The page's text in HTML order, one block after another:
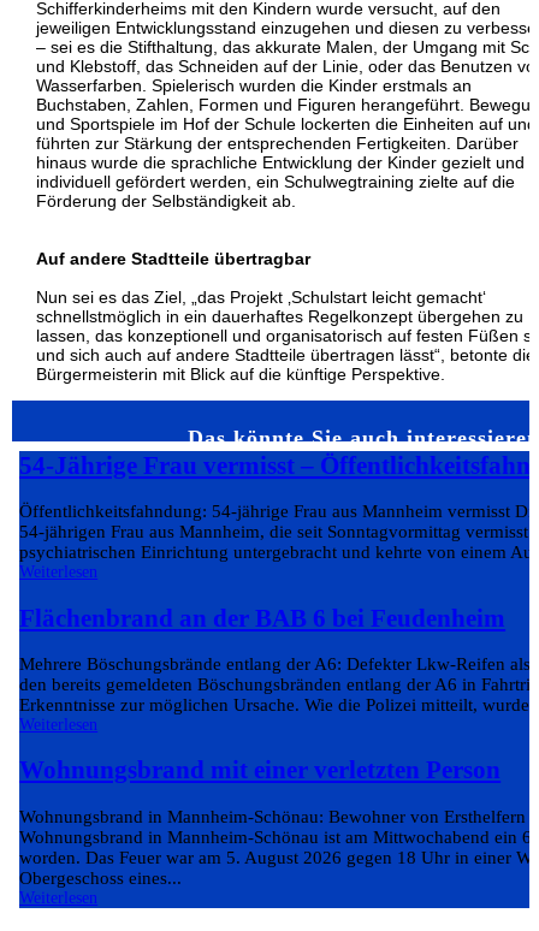
Schifferkinderheims mit den Kindern wurde versucht, auf den
jeweiligen Entwicklungsstand einzugehen und diesen zu
– sei es die Stifthaltung, das akkurate Malen, der Umgang mit
und Klebstoff, das Schneiden auf der Linie, oder das Benutzen
Wasserfarben. Spielerisch wurden die Kinder erstmals an
Buchstaben, Zahlen, Formen und Figuren herangeführt.
und Sportspiele im Hof der Schule lockerten die Einheiten auf und
führten zur Stärkung der entsprechenden Fertigkeiten. Darüber
hinaus wurde die sprachliche Entwicklung der Kinder gezielt und
individuell gefördert werden, ein Schulwegtraining zielte auf die
Förderung der Selbständigkeit ab.
Auf andere Stadtteile übertragbar
Nun sei es das Ziel, „das Projekt ‚Schulstart leicht gemacht‘
schnellstmöglich in ein dauerhaftes Regelkonzept übergehen zu
lassen, das konzeptionell und organisatorisch auf festen Füßen
und sich auch auf andere Stadtteile übertragen lässt“, betonte die
Bürgermeisterin mit Blick auf die künftige Perspektive.
Das könnte Sie auch
54-Jährige Frau vermisst –
Öffentlichkeitsfahndung: 54-jährige Frau aus Mannheim vermisst
54-jährigen Frau aus Mannheim, die seit Sonntagvormittag
psychiatrischen Einrichtung untergebracht und kehrte von einem
Weiterlesen
Flächenbrand an der BAB 6 bei Feudenheim
Mehrere Böschungsbrände entlang der A6: Defekter Lkw-Reifen als
den bereits gemeldeten Böschungsbränden entlang der A6 in
Erkenntnisse zur möglichen Ursache. Wie die Polizei mitteilt,
Weiterlesen
Wohnungsbrand mit einer verletzten Person
Wohnungsbrand in Mannheim-Schönau: Bewohner von Ersthelfern
Wohnungsbrand in Mannheim-Schönau ist am Mittwochabend ein
worden. Das Feuer war am 5. August 2026 gegen 18 Uhr in einer
Obergeschoss eines...
Weiterlesen